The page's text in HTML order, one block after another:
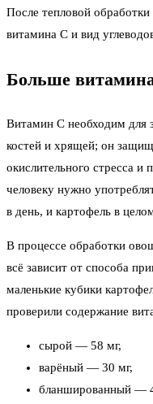
После тепловой
витамина С и вид
Больше
Витамин С необходим для
костей и хрящей; он
окислительного стресса и
человеку нужно
в день, и картофель в
В процессе обработки
всё зависит от способа
маленькие кубики
проверили содержание
сырой — 58 мг,
варёный — 30 мг,
бланшированный —